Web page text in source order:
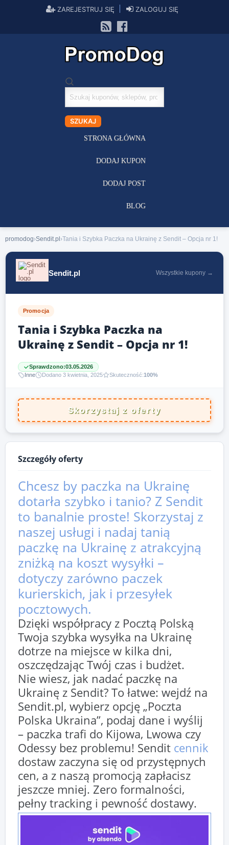
ZAREJESTRUJ SIĘ ZALOGUJ SIĘ
Szukaj
kuponów
SZUKAJ
STRONA GŁÓWNA
DODAJ KUPON
DODAJ POST
BLOG
promodog›Sendit.pl ›Tania i Szybka Paczka na Ukrainę z Sendit – Opcja nr 1!
Sendit.pl Wszystkie kupony →
Promocja
Tania i Szybka Paczka na
Ukrainę z Sendit – Opcja nr 1!
Sprawdzono:03.05.2026
Inne
Dodano 3 kwietnia, 2025 Skuteczność:100%
Skorzystaj z oferty
Szczegóły oferty
Chcesz by paczka na Ukrainę
dotarła szybko i tanio? Z Sendit
to banalnie proste! Skorzystaj z
naszej usługi i nadaj tanią
paczkę na Ukrainę z atrakcyjną
zniżką na koszt wysyłki –
dotyczy zarówno paczek
kurierskich, jak i przesyłek
pocztowych.
Dzięki współpracy z Pocztą Polską
Twoja szybka wysyłka na Ukrainę
dotrze na miejsce w kilka dni,
oszczędzając Twój czas i budżet.
Nie wiesz, jak nadać paczkę na
Ukrainę z Sendit? To łatwe: wejdź na
Sendit.pl, wybierz opcję „Poczta
Polska Ukraina”, podaj dane i wyślij
– paczka trafi do Kijowa, Lwowa czy
Odessy bez problemu! Sendit cennik
dostaw zaczyna się od przystępnych
cen, a z naszą promocją zapłacisz
jeszcze mniej. Zero formalności,
pełny tracking i pewność dostawy.